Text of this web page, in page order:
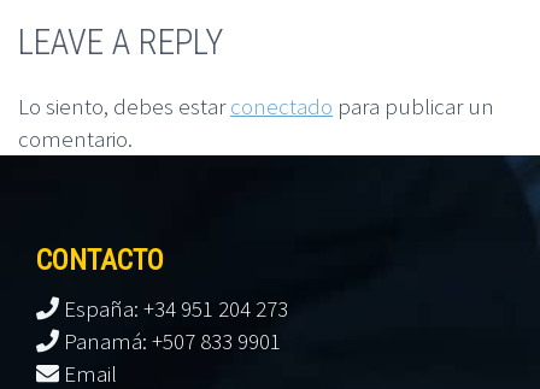
LEAVE A REPLY
Lo siento, debes estarconectado para publicar un
comentario.
CONTACTO
España: +34 951 204 273
Panamá: +507 833 9901
Email